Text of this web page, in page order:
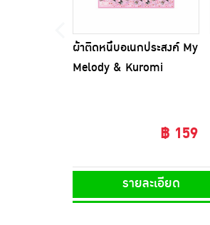
ผ้าติดหนึบอเนกประสงค์ My
Melody & Kuromi
฿ 159
รายละเอียด